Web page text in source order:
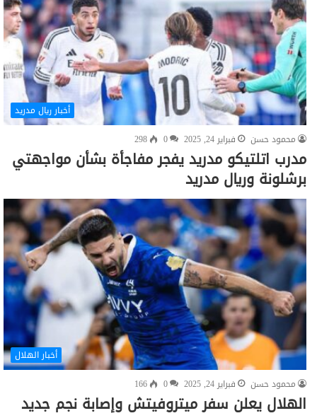
أخبار ريال مدريد
محمود حسن
فبراير 24, 2025 0
298
مدرب اتلتيكو مدريد يفجر مفاجأة بشأن مواجهتي
برشلونة وريال مدريد
أخبار الهلال
محمود حسن
فبراير 24, 2025 0
166
الهلال يعلن سفر ميتروفيتش وإصابة نجم جديد